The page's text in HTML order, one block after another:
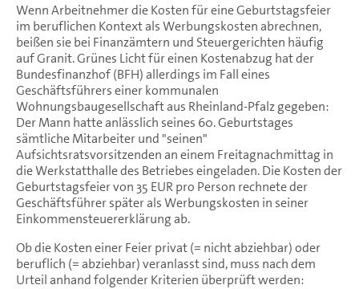
Wenn Arbeitnehmer die Kosten für eine Geburtstagsfeier
im beruflichen Kontext als Werbungskosten abrechnen,
beißen sie bei Finanzämtern und Steuergerichten häufig
auf Granit. Grünes Licht für einen Kostenabzug hat der
Bundesfinanzhof (BFH) allerdings im Fall eines
Geschäftsführers einer kommunalen
Wohnungsbaugesellschaft aus Rheinland-Pfalz gegeben:
Der Mann hatte anlässlich seines 60. Geburtstages
sämtliche Mitarbeiter und "seinen"
Aufsichtsratsvorsitzenden an einem Freitagnachmittag in
die Werkstatthalle des Betriebes eingeladen. Die Kosten der
Geburtstagsfeier von 35 EUR pro Person rechnete der
Geschäftsführer später als Werbungskosten in seiner
Einkommensteuererklärung ab.
Ob die Kosten einer Feier privat (= nicht abziehbar) oder
beruflich (= abziehbar) veranlasst sind, muss nach dem
Urteil anhand folgender Kriterien überprüft werden: